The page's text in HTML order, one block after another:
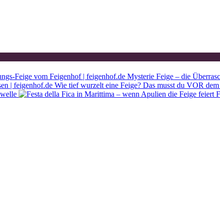
Mysterie Feige – die
Wie tief wurzelt eine Feige? Das musst du VOR